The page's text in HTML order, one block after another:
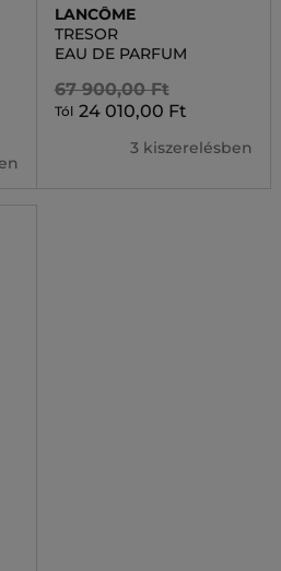
LANCÔME
TRESOR
EAU DE PARFUM
67 900,00 Ft
Tól 24 010,00 Ft
3 kiszerelésben